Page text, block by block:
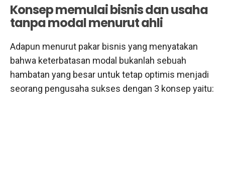
Konsep memulai bisnis dan usaha
tanpa modal menurut ahli
Adapun menurut pakar bisnis yang menyatakan
bahwa keterbatasan modal bukanlah sebuah
hambatan yang besar untuk tetap optimis menjadi
seorang pengusaha sukses dengan 3 konsep yaitu: